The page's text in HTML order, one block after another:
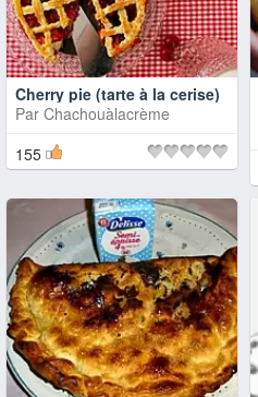
Cherry pie (tarte à la cerise)
Par Chachouàlacrème
155